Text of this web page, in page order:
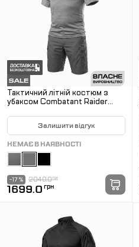
Тактичний літній костюм з
убаксом Combatant Raider
шортами Rip-Stop PolyCotton
SPECPROM. Койот
Залишити відгук
НЕМАЄ В НАЯВНОСТІ
2040.0грн
-17 %
1699.0 грн